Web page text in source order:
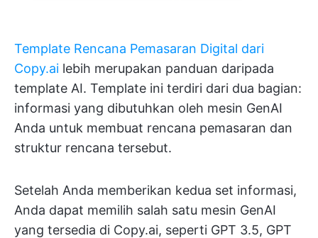
Template Rencana Pemasaran Digital dari
Copy.ai lebih merupakan panduan daripada
template AI. Template ini terdiri dari dua bagian:
informasi yang dibutuhkan oleh mesin GenAI
Anda untuk membuat rencana pemasaran dan
struktur rencana tersebut.
Setelah Anda memberikan kedua set informasi,
Anda dapat memilih salah satu mesin GenAI
yang tersedia di Copy.ai, seperti GPT 3.5, GPT